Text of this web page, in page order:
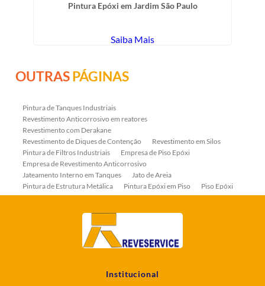
Pintura Epóxi em Jardim São Paulo
Saiba Mais
OUTRASPÁGINAS
Pintura de Tanques Industriais
Revestimento Anticorrosivo em reatores
Revestimento com Derakane
Revestimento de Diques de Contenção
Revestimento em Silos
Pintura de Filtros Industriais
Empresa de Piso Epóxi
Empresa de Revestimento Anticorrosivo
Jateamento Interno em Tanques
Jato de Areia
Pintura de Estrutura Metálica
Pintura Epóxi em Piso
Piso Epóxi
Piso Epóxi Autonivelante
Revestimento E-coat em Serpentinas
Revestimentos Anticorrosivos em Trocadores de Calor
Revestimentos em Tanques
Revestimentos Fenólicos
Empresa Jateamento Abrasivo
Jateamento Abrasivo
Institucional